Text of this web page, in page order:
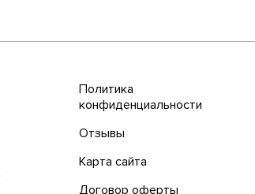
Политика
конфиденциальности
Отзывы
Карта сайта
Договор оферты